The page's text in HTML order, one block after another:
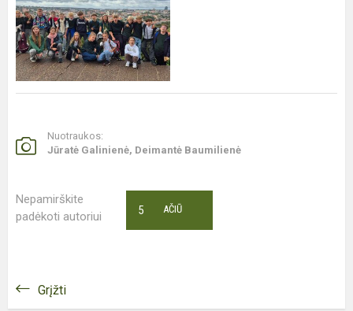
Nuotraukos:
Jūratė Galinienė, Deimantė Baumilienė
Nepamirškite
padėkoti autoriui
AČIŪ
5
Grįžti